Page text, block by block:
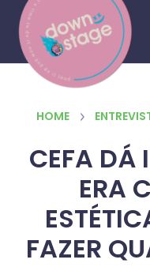
HOME
CEFA DÁ
ERA
FAZER